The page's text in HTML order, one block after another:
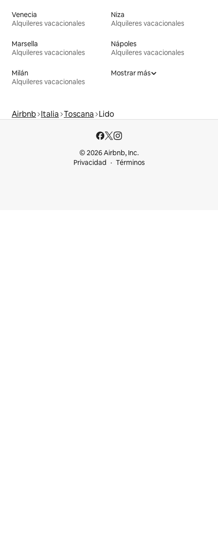
Venecia
Alquileres vacacionales
Niza
Alquileres vacacionales
Marsella
Alquileres vacacionales
Nápoles
Alquileres vacacionales
Milán
Alquileres vacacionales
Mostrar más
Airbnb Italia Toscana Lido
© 2026 Airbnb, Inc.
Privacidad
Términos